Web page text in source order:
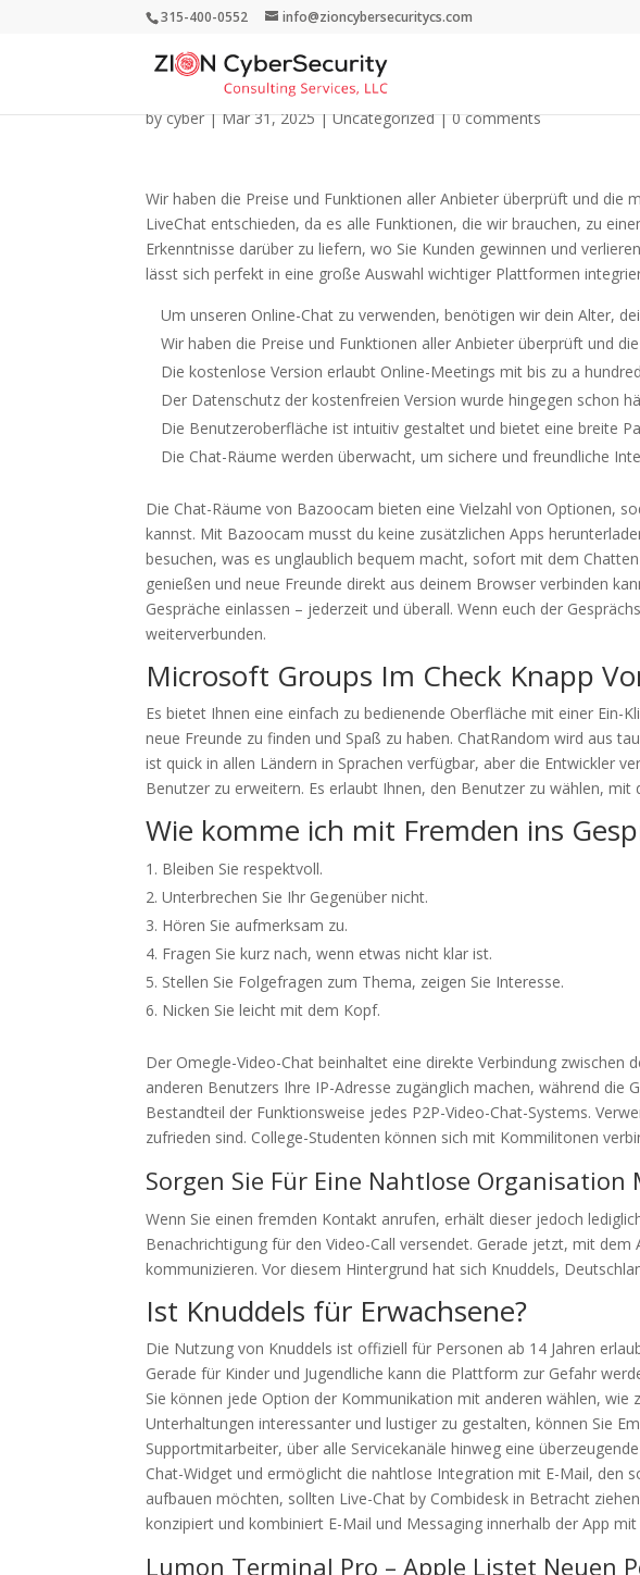
315-400-0552 info@zioncybersecuritycs.com
Omegle Ist Abgeschaltet
bycyber|Mar 31, 2025|Uncategorized|0 comments
Wir haben die Preise und Funktionen aller Anbieter überprüft und
LiveChat entschieden, da es alle Funktionen, die wir brauchen, zu
Erkenntnisse darüber zu liefern, wo Sie Kunden gewinnen und
lässt sich perfekt in eine große Auswahl wichtiger Plattformen
Um unseren Online-Chat zu verwenden, benötigen wir dein Alter,
Wir haben die Preise und Funktionen aller Anbieter überprüft und
Die kostenlose Version erlaubt Online-Meetings mit bis zu a
Der Datenschutz der kostenfreien Version wurde hingegen schon
Die Benutzeroberfläche ist intuitiv gestaltet und bietet eine breite
Die Chat-Räume werden überwacht, um sichere und freundliche
Die Chat-Räume von Bazoocam bieten eine Vielzahl von Optionen,
kannst. Mit Bazoocam musst du keine zusätzlichen Apps
besuchen, was es unglaublich bequem macht, sofort mit dem
genießen und neue Freunde direkt aus deinem Browser verbinden
Gespräche einlassen – jederzeit und überall. Wenn euch der
weiterverbunden.
Microsoft Groups Im Check Knapp
Es bietet Ihnen eine einfach zu bedienende Oberfläche mit einer Ein-
neue Freunde zu finden und Spaß zu haben. ChatRandom wird aus
ist quick in allen Ländern in Sprachen verfügbar, aber die Entwickler
Benutzer zu erweitern. Es erlaubt Ihnen, den Benutzer zu wählen,
Wie komme ich mit Fremden ins
Bleiben Sie respektvoll.
Unterbrechen Sie Ihr Gegenüber nicht.
Hören Sie aufmerksam zu.
Fragen Sie kurz nach, wenn etwas nicht klar ist.
Stellen Sie Folgefragen zum Thema, zeigen Sie Interesse.
Nicken Sie leicht mit dem Kopf.
Der Omegle-Video-Chat beinhaltet eine direkte Verbindung
anderen Benutzers Ihre IP-Adresse zugänglich machen, während
Bestandteil der Funktionsweise jedes P2P-Video-Chat-Systems.
zufrieden sind. College-Studenten können sich mit Kommilitonen
Sorgen Sie Für Eine Nahtlose
Wenn Sie einen fremden Kontakt anrufen, erhält dieser jedoch
Benachrichtigung für den Video-Call versendet. Gerade jetzt, mit
kommunizieren. Vor diesem Hintergrund hat sich Knuddels,
Ist Knuddels für Erwachsene?
Die Nutzung von Knuddels ist offiziell für Personen ab 14 Jahren
Gerade für Kinder und Jugendliche kann die Plattform zur Gefahr
Sie können jede Option der Kommunikation mit anderen wählen, wie
Unterhaltungen interessanter und lustiger zu gestalten, können Sie
Supportmitarbeiter, über alle Servicekanäle hinweg eine
Chat-Widget und ermöglicht die nahtlose Integration mit E-Mail, den
aufbauen möchten, sollten Live-Chat by Combidesk in Betracht
konzipiert und kombiniert E-Mail und Messaging innerhalb der App
Lumon Terminal Pro – Apple Listet Neuen